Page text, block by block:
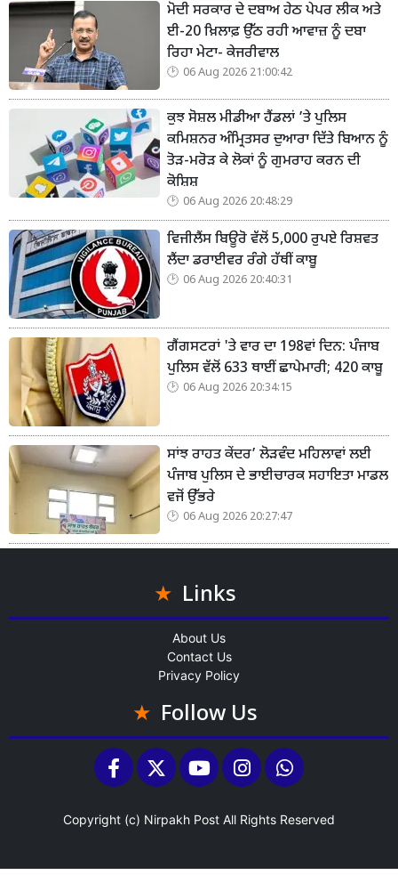
ਮੋਦੀ ਸਰਕਾਰ ਦੇ ਦਬਾਅ ਹੇਠ ਪੇਪਰ ਲੀਕ ਅਤੇ
ਈ-20 ਖ਼ਿਲਾਫ਼ ਉੱਠ ਰਹੀ ਆਵਾਜ਼ ਨੂੰ ਦਬਾ
ਰਿਹਾ ਮੇਟਾ- ਕੇਜਰੀਵਾਲ
06 Aug 2026 21:00:42
ਕੁਝ ਸੋਸ਼ਲ ਮੀਡੀਆ ਹੈਂਡਲਾਂ ’ਤੇ ਪੁਲਿਸ
ਕਮਿਸ਼ਨਰ ਅੰਮ੍ਰਿਤਸਰ ਦੁਆਰਾ ਦਿੱਤੇ ਬਿਆਨ ਨੂੰ
ਤੋੜ-ਮਰੋੜ ਕੇ ਲੋਕਾਂ ਨੂੰ ਗੁਮਰਾਹ ਕਰਨ ਦੀ
ਕੋਸ਼ਿਸ਼
06 Aug 2026 20:48:29
ਵਿਜੀਲੈਂਸ ਬਿਊਰੋ ਵੱਲੋਂ 5,000 ਰੁਪਏ ਰਿਸ਼ਵਤ
ਲੈਂਦਾ ਡਰਾਈਵਰ ਰੰਗੇ ਹੱਥੀਂ ਕਾਬੂ
06 Aug 2026 20:40:31
ਗੈਂਗਸਟਰਾਂ 'ਤੇ ਵਾਰ ਦਾ 198ਵਾਂ ਦਿਨ: ਪੰਜਾਬ
ਪੁਲਿਸ ਵੱਲੋਂ 633 ਥਾਈਂ ਛਾਪੇਮਾਰੀ; 420 ਕਾਬੂ
06 Aug 2026 20:34:15
ਸਾਂਝ ਰਾਹਤ ਕੇਂਦਰ’ ਲੋੜਵੰਦ ਮਹਿਲਾਵਾਂ ਲਈ
ਪੰਜਾਬ ਪੁਲਿਸ ਦੇ ਭਾਈਚਾਰਕ ਸਹਾਇਤਾ ਮਾਡਲ
ਵਜੋਂ ਉੱਭਰੇ
06 Aug 2026 20:27:47
Links
About Us
Contact Us
Privacy Policy
Follow Us
Copyright (c) Nirpakh Post All Rights Reserved